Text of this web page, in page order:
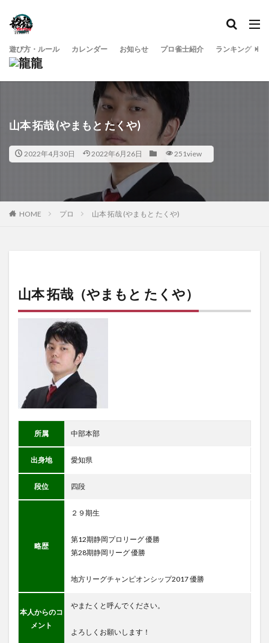
遊び方・ルール カレンダー お知らせ プロ雀士紹介 ランキング
山本 拓哉 (やまもと たくや)
2022年4月30日 2022年6月26日 251view
HOME プロ 山本 拓哉 (やまもと たくや)
山本 拓哉（やまもと たくや）
所属 中部本部
出身地 愛知県
段位 四段
略歴
２９期生
第12期静岡プロリーグ 優勝
第28期静岡リーグ 優勝
地方リーグチャンピオンシップ2017 優勝
本人からのコ
メント
やまたくと呼んでください。
よろしくお願いします！